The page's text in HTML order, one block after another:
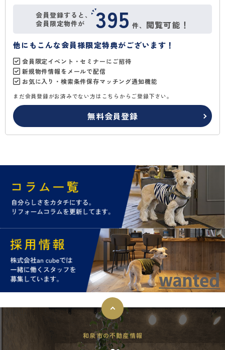
会員登録すると、
会員限定物件が
395 件、 閲覧可能！
他にもこんな会員様限定特典がございます！
会員限定イベント・セミナーにご招待
新規物件情報をメールで配信
お気に入り・検索条件保存マッチング通知機能
まだ会員登録がお済みでない方はこちらからご登録下さい。
無料会員登録
和泉市の不動産情報